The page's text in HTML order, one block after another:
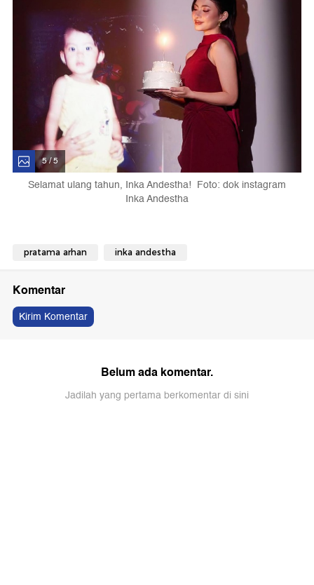
5 / 5
Selamat ulang tahun, Inka Andestha! Foto: dok instagram
Inka Andestha
pratama arhan inka andestha
Komentar
Kirim Komentar
Belum ada komentar.
Jadilah yang pertama berkomentar di sini